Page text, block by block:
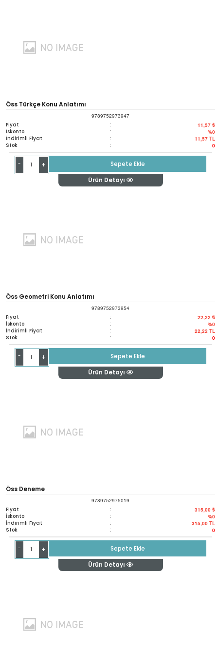
Öss Türkçe Konu Anlatımı
9789752973947
Fiyat : 11,57 ₺
İskonto : %0
İndirimli Fiyat : 11,57 TL
Stok : 0
- +
Sepete Ekle
Ürün Detayı
Öss Geometri Konu Anlatımı
9789752973954
Fiyat : 22,22 ₺
İskonto : %0
İndirimli Fiyat : 22,22 TL
Stok : 0
- +
Sepete Ekle
Ürün Detayı
Öss Deneme
9789752975019
Fiyat : 315,00 ₺
İskonto : %0
İndirimli Fiyat : 315,00 TL
Stok : 0
- +
Sepete Ekle
Ürün Detayı